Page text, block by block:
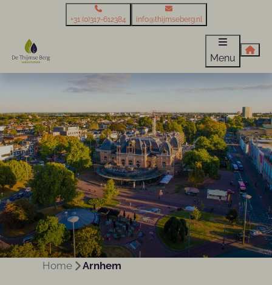
+31 (0)317-612384 info@thijmseberg.nl
Menu
Home Arnhem